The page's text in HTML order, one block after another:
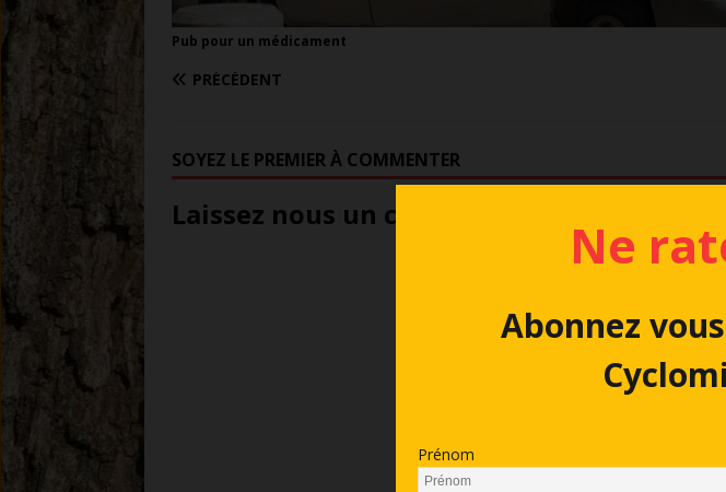
Pub pour un médicament
PRÉCÉDENT
SOYEZ LE PREMIER À COMMENTER
Laissez nous un commentaire (on aime
Ne
Abonnez
Prénom